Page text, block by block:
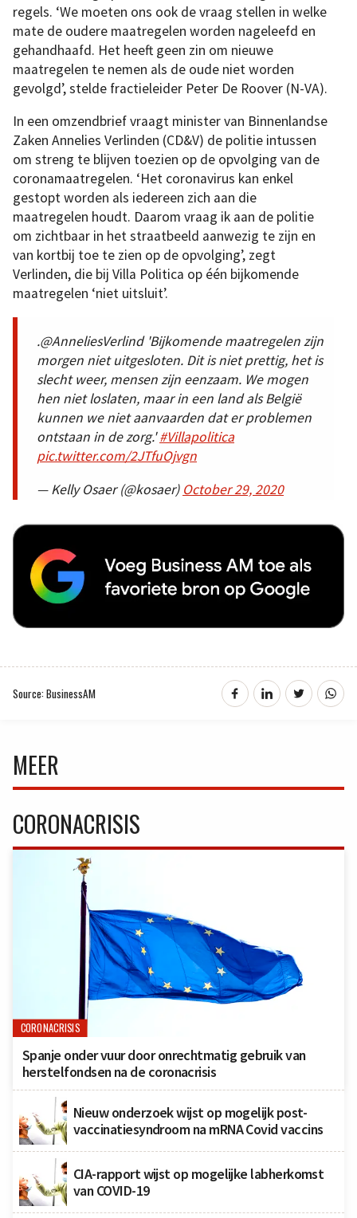
regels. ‘We moeten ons ook de vraag stellen in welke
mate de oudere maatregelen worden nageleefd en
gehandhaafd. Het heeft geen zin om nieuwe
maatregelen te nemen als de oude niet worden
gevolgd’, stelde fractieleider Peter De Roover (N-VA).
In een omzendbrief vraagt minister van Binnenlandse
Zaken Annelies Verlinden (CD&V) de politie intussen
om streng te blijven toezien op de opvolging van de
coronamaatregelen. ‘Het coronavirus kan enkel
gestopt worden als iedereen zich aan die
maatregelen houdt. Daarom vraag ik aan de politie
om zichtbaar in het straatbeeld aanwezig te zijn en
van kortbij toe te zien op de opvolging’, zegt
Verlinden, die bij Villa Politica op één bijkomende
maatregelen ‘niet uitsluit’.
.@AnneliesVerlind 'Bijkomende maatregelen zijn
morgen niet uitgesloten. Dit is niet prettig, het is
slecht weer, mensen zijn eenzaam. We mogen
hen niet loslaten, maar in een land als België
kunnen we niet aanvaarden dat er problemen
ontstaan in de zorg.'#Villapolitica
pic.twitter.com/2JTfuOjvgn
— Kelly Osaer (@kosaer) October 29, 2020
Source: BusinessAM
MEER
CORONACRISIS
CORONACRISIS
Spanje onder vuur door onrechtmatig gebruik van
herstelfondsen na de coronacrisis
Nieuw onderzoek wijst op mogelijk post-
vaccinatiesyndroom na mRNA Covid vaccins
CIA-rapport wijst op mogelijke labherkomst
van COVID-19